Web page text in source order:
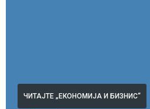
ЧИТАЈТЕ „ЕКОНОМИЈА И БИЗНИС“